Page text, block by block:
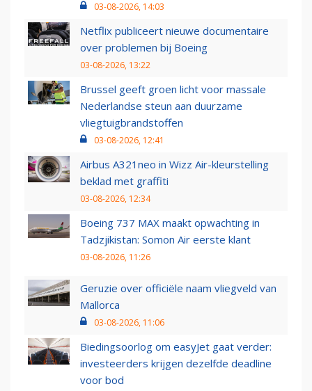
03-08-2026, 14:03
Netflix publiceert nieuwe documentaire
over problemen bij Boeing
03-08-2026, 13:22
Brussel geeft groen licht voor massale
Nederlandse steun aan duurzame
vliegtuigbrandstoffen
03-08-2026, 12:41
Airbus A321neo in Wizz Air-kleurstelling
beklad met graffiti
03-08-2026, 12:34
Boeing 737 MAX maakt opwachting in
Tadzjikistan: Somon Air eerste klant
03-08-2026, 11:26
Geruzie over officiële naam vliegveld van
Mallorca
03-08-2026, 11:06
Biedingsoorlog om easyJet gaat verder:
investeerders krijgen dezelfde deadline
voor bod